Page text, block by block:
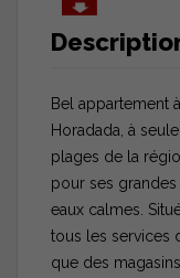
Bel appartement
Horadada, à
plages de la
pour ses
eaux calmes.
tous les services
que des